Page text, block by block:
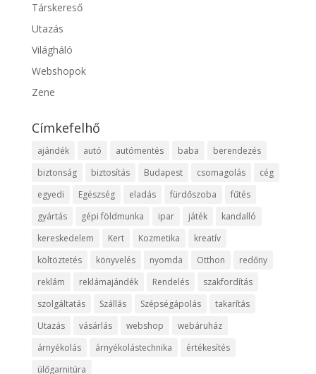
Társkereső
Utazás
Világháló
Webshopok
Zene
Címkefelhő
ajándék autó autómentés baba
berendezés
biztonság
biztosítás Budapest csomagolás
cég
egyedi
Egészség eladás fürdőszoba
fűtés
gyártás
gépi földmunka ipar játék
kandalló
kereskedelem
Kert Kozmetika
kreatív
költöztetés
könyvelés nyomda Otthon
redőny
reklám
reklámajándék Rendelés
szakfordítás
szolgáltatás
Szállás Szépségápolás
takarítás
Utazás
vásárlás webshop
webáruház
árnyékolás
árnyékolástechnika
értékesítés
ülőgarnitúra